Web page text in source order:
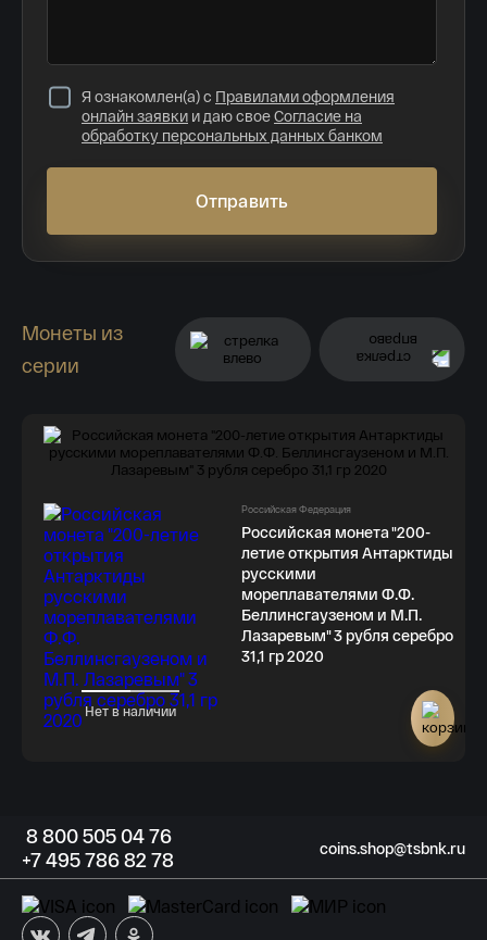
Я ознакомлен(а) с Правилами оформления
онлайн заявки и даю своеСогласие на
обработку персональных данных банком
Отправить
Монеты из
серии
Нет в наличии
Российская Федерация
Российская монета "200-
летие открытия Антарктиды
русскими
мореплавателями Ф.Ф.
Беллинсгаузеном и М.П.
Лазаревым" 3 рубля серебро
31,1 гр 2020
8800 50504 76
+7495 78682 78 coins.shop@tsbnk.ru